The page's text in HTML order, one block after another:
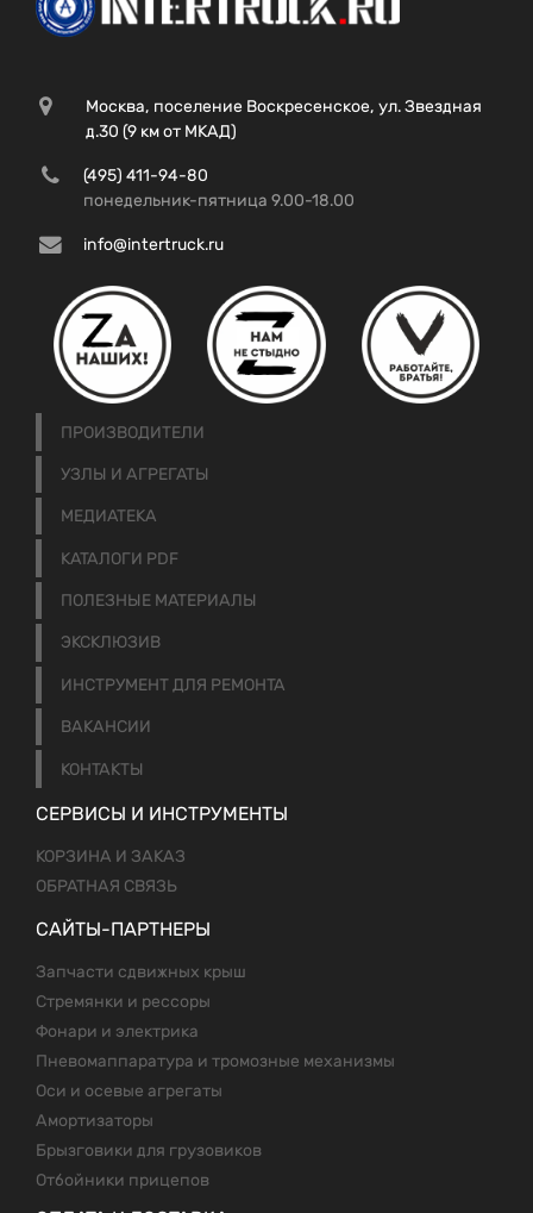
Москва, поселение Воскресенское, ул. Звездная
д.30 (9 км от МКАД)
(495) 411-94-80
понедельник-пятница 9.00-18.00
info@intertruck.ru
ПРОИЗВОДИТЕЛИ
УЗЛЫ И АГРЕГАТЫ
МЕДИАТЕКА
КАТАЛОГИ PDF
ПОЛЕЗНЫЕ МАТЕРИАЛЫ
ЭКСКЛЮЗИВ
ИНСТРУМЕНТ ДЛЯ РЕМОНТА
ВАКАНСИИ
КОНТАКТЫ
СЕРВИСЫ И ИНСТРУМЕНТЫ
КОРЗИНА И ЗАКАЗ
ОБРАТНАЯ СВЯЗЬ
САЙТЫ-ПАРТНЕРЫ
Запчасти сдвижных крыш
Стремянки и рессоры
Фонари и электрика
Пневомаппаратура и тромозные механизмы
Оси и осевые агрегаты
Амортизаторы
Брызговики для грузовиков
Отбойники прицепов